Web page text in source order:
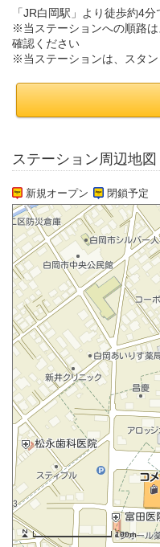
「JR白岡駅」より徒歩約4分
※当ステーションへの順路
確認ください
※当ステーションは、スタ
ステーション周辺地図
新規オープン 閉鎖予定
100m